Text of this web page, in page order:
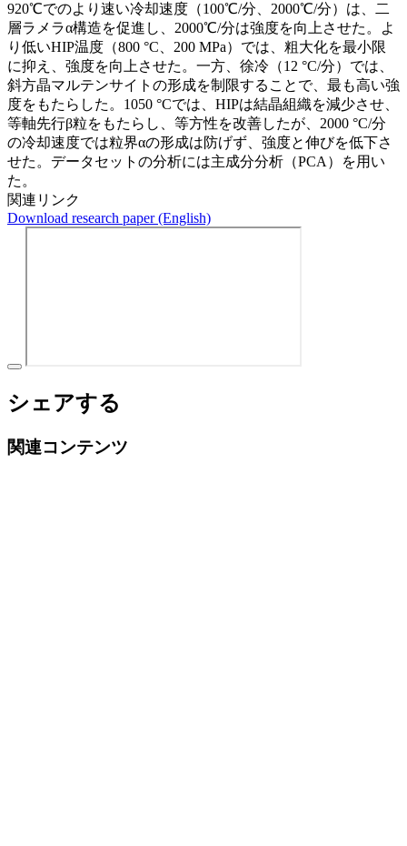
920℃でのより速い冷却速度（100℃/分、2000℃/分）は、二
層ラメラα構造を促進し、2000℃/分は強度を向上させた。よ
り低いHIP温度（800 °C、200 MPa）では、粗大化を最小限
に抑え、強度を向上させた。一方、徐冷（12 °C/分）では、
斜方晶マルテンサイトの形成を制限することで、最も高い強
度をもたらした。1050 °Cでは、HIPは結晶組織を減少させ、
等軸先行β粒をもたらし、等方性を改善したが、2000 °C/分
の冷却速度では粒界αの形成は防げず、強度と伸びを低下さ
せた。データセットの分析には主成分分析（PCA）を用い
た。
関連リンク
Download research paper (English)
シェアする
関連コンテンツ